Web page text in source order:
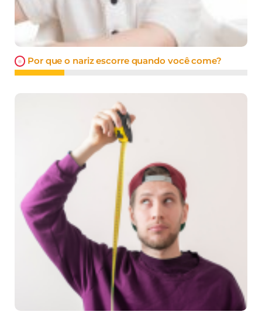
Por que o nariz escorre quando você come?